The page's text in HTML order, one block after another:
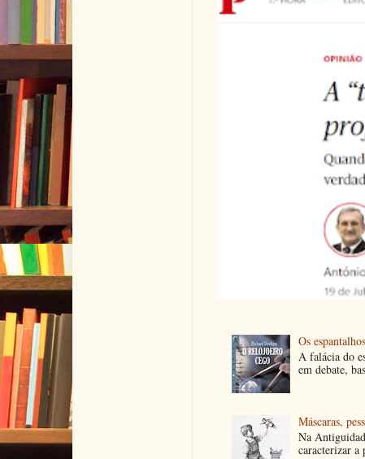
Os
A falácia do
em debate,
Máscaras,
Na
caracterizar a